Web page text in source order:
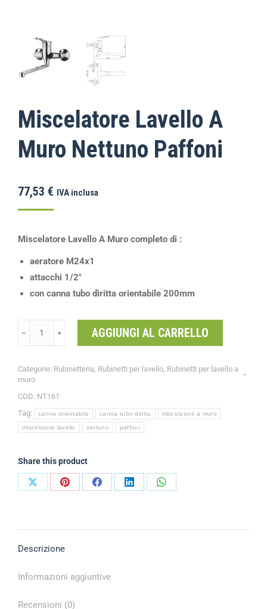
Miscelatore Lavello A
Muro Nettuno Paffoni
77,53 € IVA inclusa
Miscelatore Lavello A Muro completo di :
aeratore M24x1
attacchi 1/2″
con canna tubo diritta orientabile 200mm
﹣ ﹢ AGGIUNGI AL CARRELLO
Categorie: Rubinetteria Rubinetti per lavello Rubinetti per lavello a
muro
COD: NT161
Tag:
canna orientabile canna tubo diritta miscelatore a muro
miscelatore lavello nettuno paffoni
Share this product
Descrizione
Informazioni aggiuntive
Recensioni (0)